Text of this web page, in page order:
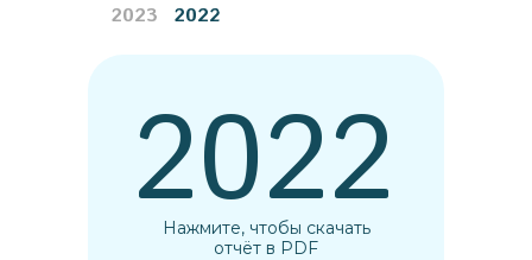
2022
Нажмите, чтобы скачать
отчёт в PDF
2023 2022